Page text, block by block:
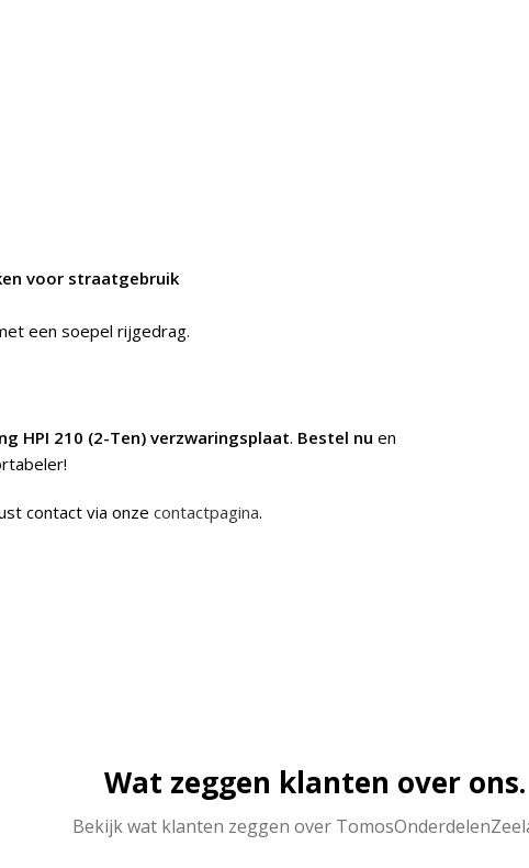
voor straatgebruik
een soepel rijgedrag.
HPI 210 (2-Ten) verzwaringsplaat. Bestel nu en
contact via onze contactpagina.
Wat zeggen klanten over ons.
Bekijk wat klanten zeggen over